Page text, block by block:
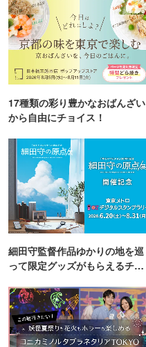
17種類の彩り豊かなおばんざい
から自由にチョイス！
細田守監督作品ゆかりの地を巡
って限定グッズがもらえるチャ